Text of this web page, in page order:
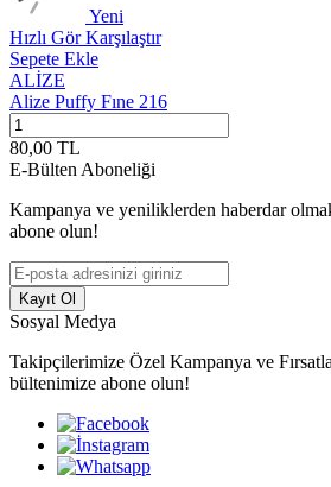
Yeni
Hızlı GörKarşılaştır
Sepete Ekle
ALİZE
Alize Puffy Fıne 216
80,00 TL
E-Bülten Aboneliği
Kampanya ve yeniliklerden haberdar
abone olun!
Kayıt Ol
Sosyal Medya
Takipçilerimize Özel Kampanya ve
bültenimize abone olun!